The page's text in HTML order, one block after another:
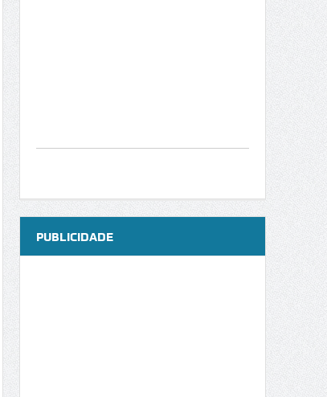
PUBLICIDADE